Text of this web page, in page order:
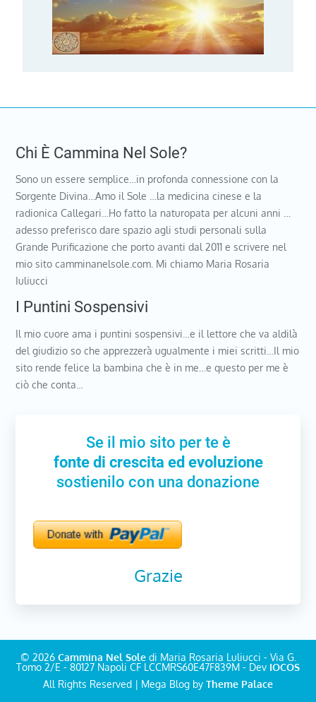
Chi È Cammina Nel Sole?
Sono un essere semplice…in profonda connessione con la
Sorgente Divina…Amo il Sole …la medicina cinese e la
radionica Callegari…Ho fatto la naturopata per alcuni anni …
adesso preferisco dare spazio agli studi personali sulla
Grande Purificazione che porto avanti dal 2011 e scrivere nel
mio sito camminanelsole.com. Mi chiamo Maria Rosaria
Iuliucci
I Puntini Sospensivi
Il mio cuore ama i puntini sospensivi…e il lettore che va aldilà
del giudizio so che apprezzerà ugualmente i miei scritti…Il mio
sito rende felice la bambina che è in me…e questo per me è
ciò che conta…
Se il mio sito per te è
fonte di crescita ed evoluzione
sostienilo con una donazione
Grazie
© 2026 Cammina Nel Soledi Maria Rosaria Luliucci - Via G.
Tomo 2/E - 80127 Napoli CF LCCMRS60E47F839M - Dev IOCOS
All Rights Reserved | Mega Blog by Theme Palace